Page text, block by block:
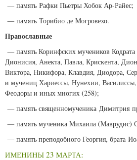
— память Рафки Пьетры Хобок Ар-Райес;
— память Торибио де Могровехо.
Православные
— память Коринфских мучеников
Дионисия, Анекта, Павла, Крискента,
Виктора, Никифора, Клавдия, Диодора,
и мучениц Хариессы, Нунехии,
Феодоры и иных многих (258);
— память священномученика Димитрия
— память мученика Михаила (Маврудис)
— память преподобного Георгия, брата
ИМЕНИНЫ 23 МАРТА: